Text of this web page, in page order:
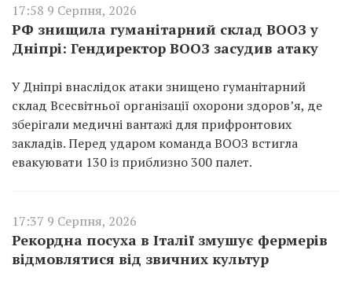
17:58 9 Серпня, 2026
РФ знищила гуманітарний склад ВООЗ у
Дніпрі: Гендиректор ВООЗ засудив атаку
У Дніпрі внаслідок атаки знищено гуманітарний
склад Всесвітньої організації охорони здоров’я, де
зберігали медичні вантажі для прифронтових
закладів. Перед ударом команда ВООЗ встигла
евакуювати 130 із приблизно 300 палет.
17:37 9 Серпня, 2026
Рекордна посуха в Італії змушує фермерів
відмовлятися від звичних культур